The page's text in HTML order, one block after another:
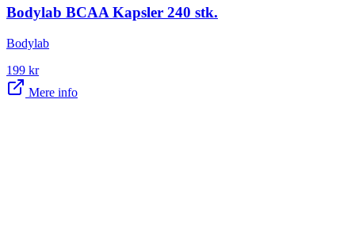
Bodylab BCAA Kapsler 240 stk.
Bodylab
199 kr
Mere info